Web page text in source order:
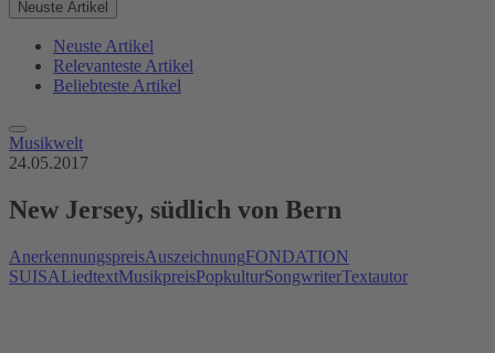
Neuste Artikel
Neuste Artikel
Relevanteste Artikel
Beliebteste Artikel
Musikwelt
24.05.2017
New Jersey, südlich von Bern
AnerkennungspreisAuszeichnungFONDATION
SUISALiedtextMusikpreisPopkulturSongwriterTextautor